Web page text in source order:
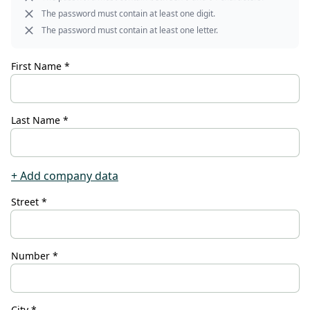
CONTACT
Vous avez des questions ou
personnalisé ? Notre équipe est
là pour vous : réactive, aimable et
appelez-nous ou utilisez notre
formulaire de contact.
Pour nous contacter
The password must contain at least one digit.
The password must contain at least one letter.
First Name *
Last Name *
+ Add company data
Street *
Number *